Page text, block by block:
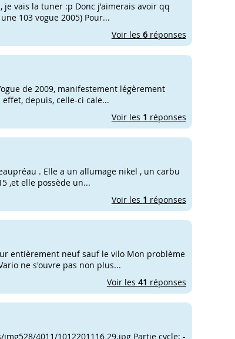
vais la tuner :p Donc j'aimerais avoir qq
103 vogue 2005) Pour...
Voir les 6réponses
de 2009, manifestement légèrement
depuis, celle-ci cale...
Voir les 1 réponses
. Elle a un allumage nikel , un carbu
,et elle possède un...
Voir les 1 réponses
entièrement neuf sauf le vilo Mon problème
ne s'ouvre pas non plus...
Voir les 41 réponses
4011/1012201116 29.jpg Partie cycle: -